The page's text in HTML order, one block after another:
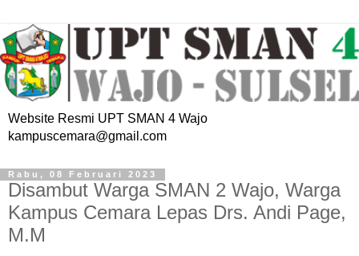
Website Resmi UPT SMAN 4 Wajo
kampuscemara@gmail.com
Rabu, 08 Februari 2023
Disambut Warga SMAN 2 Wajo, Warga
Kampus Cemara Lepas Drs. Andi Page,
M.M